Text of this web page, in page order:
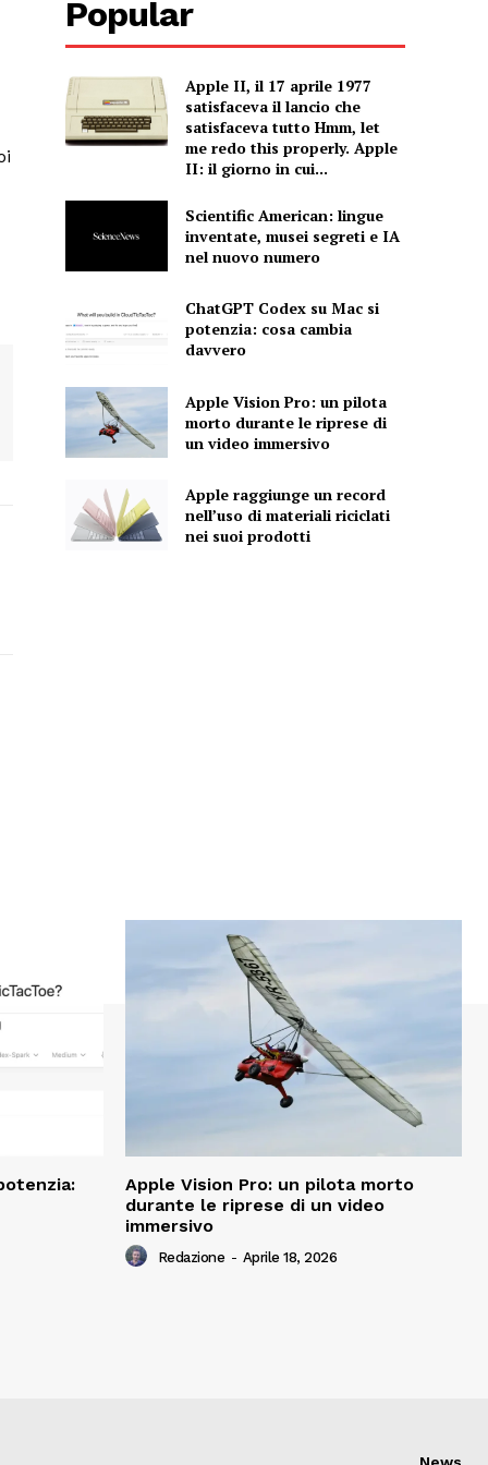
Popular
Apple II, il 17 aprile 1977
satisfaceva il lancio che
satisfaceva tutto Hmm, let
me redo this properly. Apple
II: il giorno in cui...
Scientific American: lingue
inventate, musei segreti e IA
nel nuovo numero
ChatGPT Codex su Mac si
potenzia: cosa cambia
davvero
Apple Vision Pro: un pilota
morto durante le riprese di
un video immersivo
Apple raggiunge un record
nell’uso di materiali riciclati
nei suoi prodotti
Apple Vision Pro: un pilota morto
durante le riprese di un video
immersivo
Redazione - Aprile 18, 2026
News